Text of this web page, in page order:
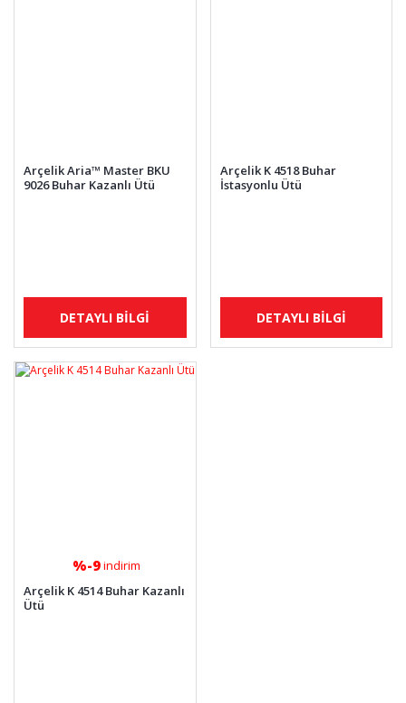
Arçelik Aria™ Master BKU
9026 Buhar Kazanlı Ütü
DETAYLI BİLGİ
Arçelik K 4518 Buhar
İstasyonlu Ütü
DETAYLI BİLGİ
%-9indirim
Arçelik K 4514 Buhar Kazanlı
Ütü